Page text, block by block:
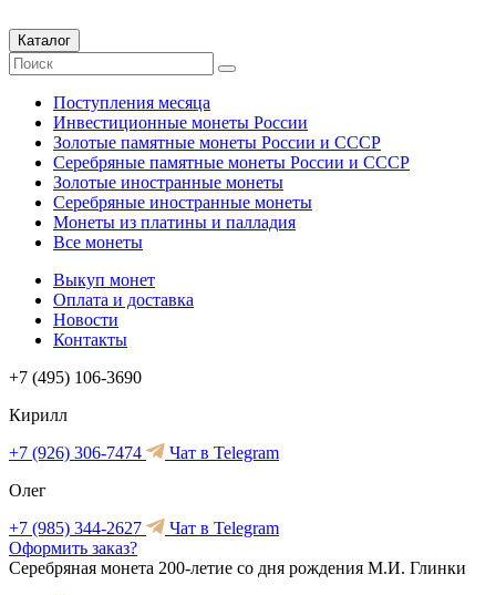
Каталог
Поступления месяца
Инвестиционные монеты России
Золотые памятные монеты России и СССР
Серебряные памятные монеты России и СССР
Золотые иностранные монеты
Серебряные иностранные монеты
Монеты из платины и палладия
Все монеты
Выкуп монет
Оплата и доставка
Новости
Контакты
+7 (495) 106-3690
Кирилл
+7 (926) 306-7474
Чат в Telegram
Олег
+7 (985) 344-2627
Чат в Telegram
Оформить заказ?
Серебряная монета 200-летие со дня рождения М.И. Глинки